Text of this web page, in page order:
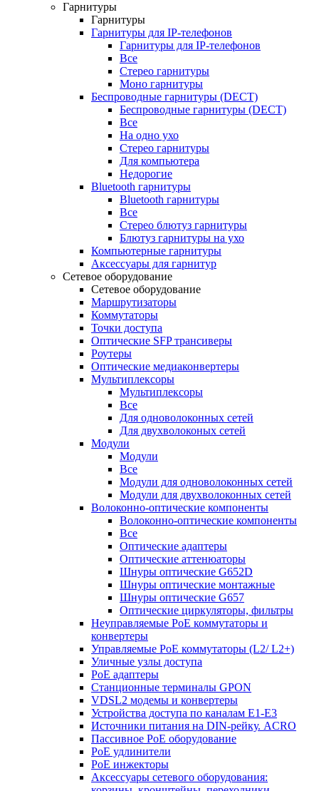
Гарнитуры
Гарнитуры
Гарнитуры для IP-телефонов
Гарнитуры для IP-телефонов
Все
Стерео гарнитуры
Моно гарнитуры
Беспроводные гарнитуры (DECT)
Беспроводные гарнитуры (DECT)
Все
На одно ухо
Стерео гарнитуры
Для компьютера
Недорогие
Bluetooth гарнитуры
Bluetooth гарнитуры
Все
Стерео блютуз гарнитуры
Блютуз гарнитуры на ухо
Компьютерные гарнитуры
Аксессуары для гарнитур
Сетевое оборудование
Сетевое оборудование
Маршрутизаторы
Коммутаторы
Точки доступа
Оптические SFP трансиверы
Роутеры
Оптические медиаконвертеры
Мультиплексоры
Мультиплексоры
Все
Для одноволоконных сетей
Для двухволоконых сетей
Модули
Модули
Все
Модули для одноволоконных сетей
Модули для двухволоконных сетей
Волоконно-оптические компоненты
Волоконно-оптические компоненты
Все
Оптические адаптеры
Оптические аттенюаторы
Шнуры оптические G652D
Шнуры оптические монтажные
Шнуры оптические G657
Оптические циркуляторы, фильтры
Неуправляемые PoE коммутаторы и
конвертеры
Управляемые PoE коммутаторы (L2/ L2+)
Уличные узлы доступа
PoE адаптеры
Станционные терминалы GPON
VDSL2 модемы и конвертеры
Устройства доступа по каналам E1-E3
Источники питания на DIN-рейку. ACRO
Пассивное PoE оборудование
PoE удлинители
PoE инжекторы
Аксессуары сетевого оборудования: